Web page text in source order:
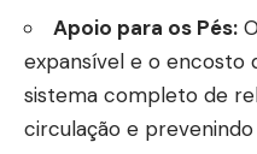
Apoio para os Pés: O
expansível e o encosto
sistema completo de
circulação e